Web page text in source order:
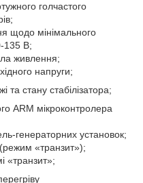
голчастого
щодо мінімального
135 В;
живлення;
напруги;
та стану стабілізатора;
ARM мікроконтролера
генераторних установок;
«транзит»);
«транзит»;